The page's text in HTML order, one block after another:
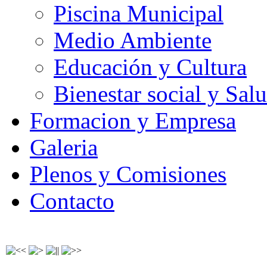
Piscina Municipal
Medio Ambiente
Educación y Cultura
Bienestar social y
Formacion y Empresa
Galeria
Plenos y Comisiones
Contacto